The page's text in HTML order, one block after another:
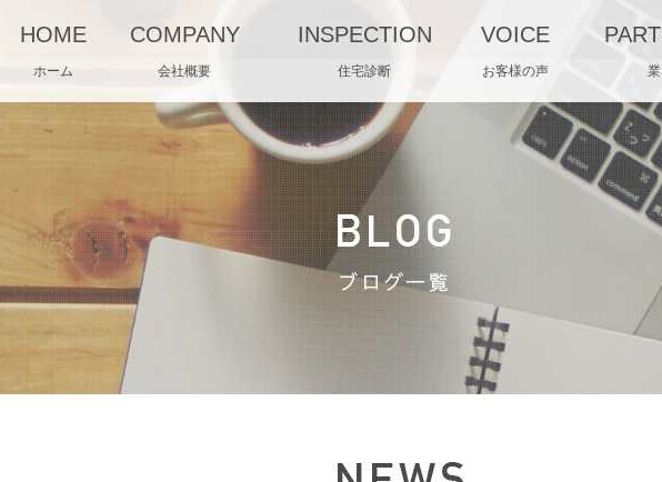
HOME
ホーム
COMPANY
会社概要
INSPECTION
住宅診断
VOICE
お客様の声